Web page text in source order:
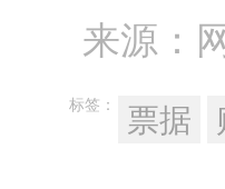
来源：
标签： 票据